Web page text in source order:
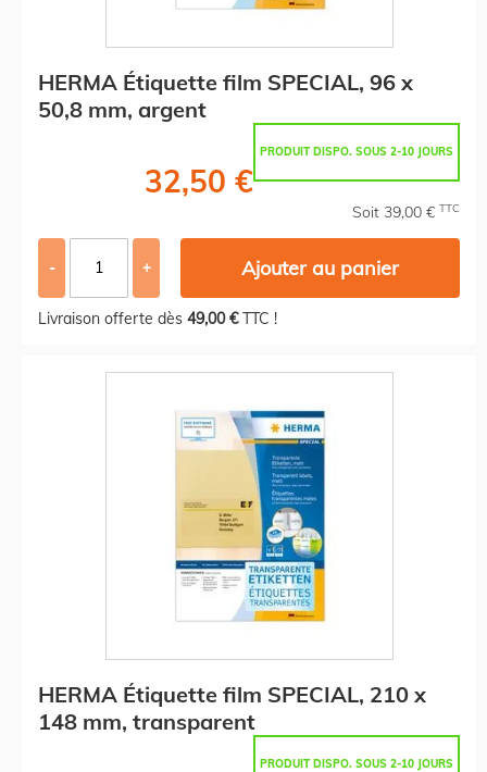
HERMA Étiquette film SPECIAL, 96 x
50,8 mm, argent
PRODUIT DISPO. SOUS 2-10 JOURS
32,50 €
Soit 39,00 € TTC
- + Ajouter au panier
Livraison offerte dès 49,00 €TTC !
HERMA Étiquette film SPECIAL, 210 x
148 mm, transparent
PRODUIT DISPO. SOUS 2-10 JOURS